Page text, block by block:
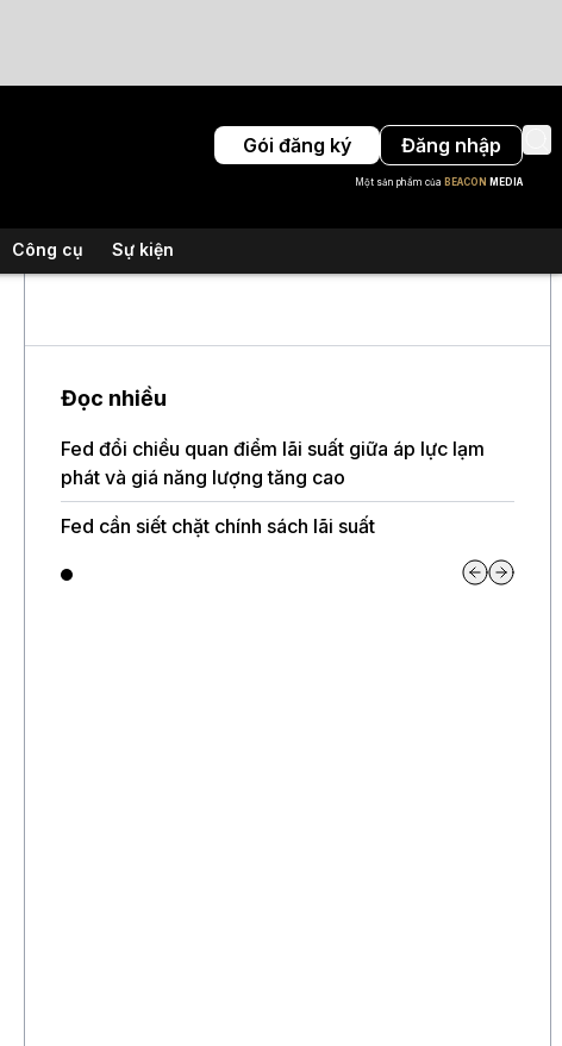
Gói đăng ký Đăng nhập
Một sản phẩm của BEACON MEDIA
Công cụ Sự kiện
Đọc nhiều
Fed đổi chiều quan điểm lãi suất giữa áp lực lạm
phát và giá năng lượng tăng cao
Fed cần siết chặt chính sách lãi suất